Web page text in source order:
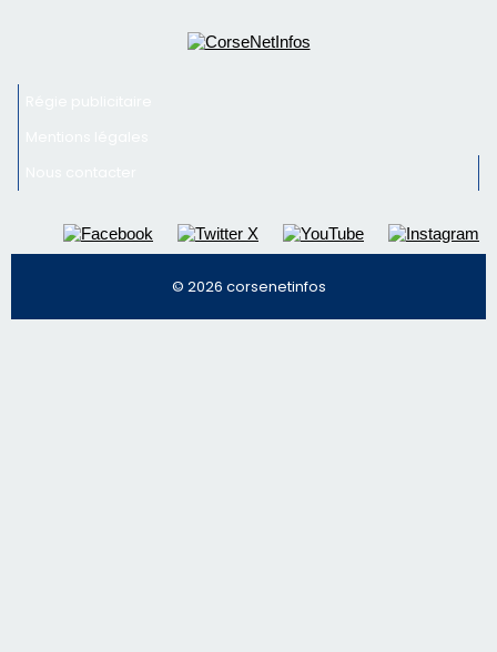
© 2026 corsenetinfos